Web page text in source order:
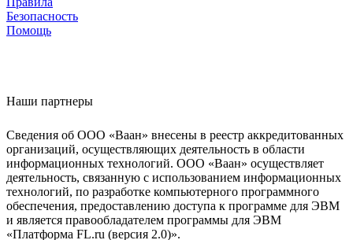
Безопасность
Помощь
Наши партнеры
Сведения об ООО «Ваан» внесены в реестр аккредитованных
организаций, осуществляющих деятельность в области
информационных технологий. ООО «Ваан» осуществляет
деятельность, связанную с использованием информационных
технологий, по разработке компьютерного программного
обеспечения, предоставлению доступа к программе для ЭВМ
и является правообладателем программы для ЭВМ
«Платформа FL.ru (версия 2.0)».